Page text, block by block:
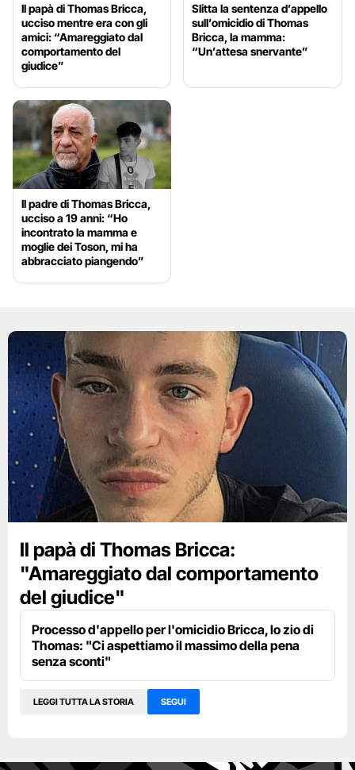
Il papà di Thomas Bricca,
ucciso mentre era con gli
amici: “Amareggiato dal
comportamento del
giudice”
Slitta la sentenza d’appello
sull’omicidio di Thomas
Bricca, la mamma:
“Un’attesa snervante”
Il padre di Thomas Bricca,
ucciso a 19 anni: “Ho
incontrato la mamma e
moglie dei Toson, mi ha
abbracciato piangendo”
Il papà di Thomas Bricca:
"Amareggiato dal comportamento
del giudice"
Processo d'appello per l'omicidio Bricca, lo zio di
Thomas: "Ci aspettiamo il massimo della pena
senza sconti"
LEGGI TUTTA LA STORIA SEGUI